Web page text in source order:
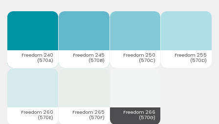
Freedom 240
(570A)
Freedom 245
(570B)
Freedom 250
(570C)
Freedom 255
(570D)
Freedom 260
(570E)
Freedom 265
(570F)
Freedom 266
(570G)